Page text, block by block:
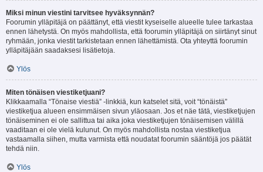
Miksi minun viestini tarvitsee hyväksynnän?
Foorumin ylläpitäjä on päättänyt, että viestit kyseiselle alueelle tulee tarkastaa
ennen lähetystä. On myös mahdollista, että foorumin ylläpitäjä on siirtänyt sinut
ryhmään, jonka viestit tarkistetaan ennen lähettämistä. Ota yhteyttä foorumin
ylläpitäjään saadaksesi lisätietoja.
Ylös
Miten tönäisen viestiketjuani?
Klikkaamalla “Tönaise viestiä” -linkkiä, kun katselet sitä, voit “tönäistä”
viestiketjua alueen ensimmäisen sivun yläosaan. Jos et näe tätä, viestiketjujen
tönäiseminen ei ole sallittua tai aika joka viestiketjujen tönäisemisen välillä
vaaditaan ei ole vielä kulunut. On myös mahdollista nostaa viestiketjua
vastaamalla siihen, mutta varmista että noudatat foorumin sääntöjä jos päätät
tehdä niin.
Ylös